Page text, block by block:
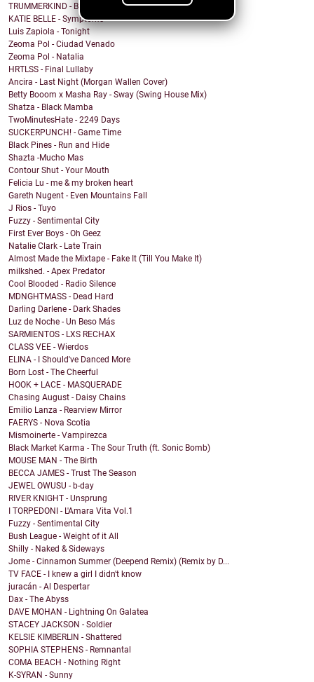
TRUMMERKIND - Beauty Queen
KATIE BELLE - Symptoms
Luis Zapiola - Tonight
Zeoma Pol - Ciudad Venado
Zeoma Pol - Natalia
HRTLSS - Final Lullaby
Ancira - Last Night (Morgan Wallen Cover)
Betty Booom x Masha Ray - Sway (Swing House Mix)
Shatza - Black Mamba
TwoMinutesHate - 2249 Days
SUCKERPUNCH! - Game Time
Black Pines - Run and Hide
Shazta -Mucho Mas
Contour Shut - Your Mouth
Felicia Lu - me & my broken heart
Gareth Nugent - Even Mountains Fall
J Rios - Tuyo
Fuzzy - Sentimental City
First Ever Boys - Oh Geez
Natalie Clark - Late Train
Almost Made the Mixtape - Fake It (Till You Make It)
milkshed. - Apex Predator
Cool Blooded - Radio Silence
MDNGHTMASS - Dead Hard
Darling Darlene - Dark Shades
Luz de Noche - Un Beso Más
SARMIENTOS - LXS RECHAX
CLASS VEE - Wierdos
ELINA - I Should've Danced More
Born Lost - The Cheerful
HOOK + LACE - MASQUERADE
Chasing August - Daisy Chains
Emilio Lanza - Rearview Mirror
FAERYS - Nova Scotia
Mismoinerte - Vampirezca
Black Market Karma - The Sour Truth (ft. Sonic Bomb)
MOUSE MAN - The Birth
BECCA JAMES - Trust The Season
JEWEL OWUSU - b-day
RIVER KNIGHT - Unsprung
I TORPEDONI - L'Amara Vita Vol.1
Fuzzy - Sentimental City
Bush League - Weight of it All
Shilly - Naked & Sideways
Jome - Cinnamon Summer (Deepend Remix) (Remix by D...
TV FACE - I knew a girl I didn't know
juracán - Al Despertar
Dax - The Abyss
DAVE MOHAN - Lightning On Galatea
STACEY JACKSON - Soldier
KELSIE KIMBERLIN - Shattered
SOPHIA STEPHENS - Remnantal
COMA BEACH - Nothing Right
K-SYRAN - Sunny